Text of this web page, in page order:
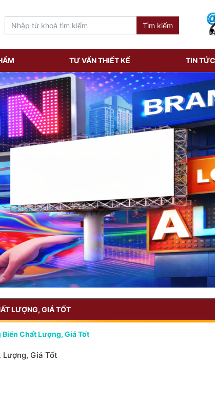
TƯ VẤN THIẾT KẾ TIN TỨC
LƯỢNG, GIÁ TỐT
Biển Chất Lượng, Giá Tốt
Lượng, Giá Tốt